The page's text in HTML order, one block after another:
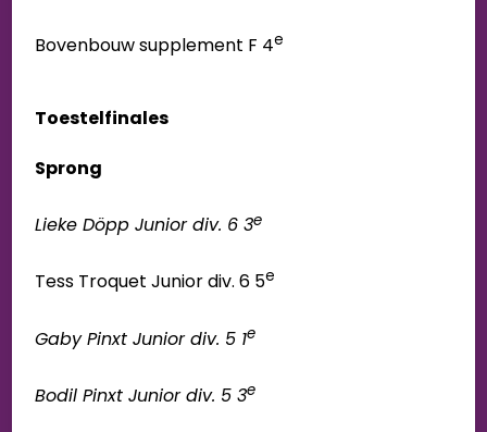
Bovenbouw supplement F 4e
Toestelfinales
Sprong
Lieke Döpp Junior div. 6 3e
Tess Troquet Junior div. 6 5e
Gaby Pinxt Junior div. 5 1e
Bodil Pinxt Junior div. 5 3e